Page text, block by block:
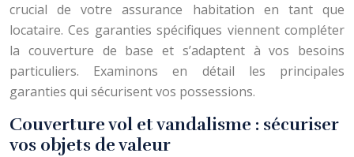
crucial de votre assurance habitation en tant que
locataire. Ces garanties spécifiques viennent compléter
la couverture de base et s’adaptent à vos besoins
particuliers. Examinons en détail les principales
garanties qui sécurisent vos possessions.
Couverture vol et vandalisme : sécuriser
vos objets de valeur